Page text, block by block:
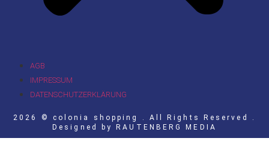
AGB
IMPRESSUM
DATENSCHUTZERKLÄRUNG
2026 © colonia shopping . All Rights Reserved .
Designed byRAUTENBERG MEDIA